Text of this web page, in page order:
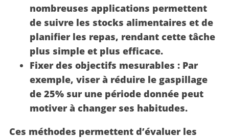
nombreuses applications permettent
de suivre les stocks alimentaires et de
planifier les repas, rendant cette tâche
plus simple et plus efficace.
Fixer des objectifs mesurables :Par
exemple, viser à réduire le gaspillage
de 25% sur une période donnée peut
motiver à changer ses habitudes.
Ces méthodes permettent d’évaluer les